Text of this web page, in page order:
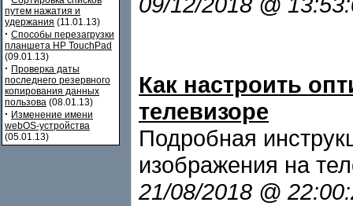
путем нажатия и
удержания (11.01.13)
· Способы перезагрузки
планшета HP TouchPad
(09.01.13)
· Проверка даты
последнего резервного
копирования данных
пользова (08.01.13)
· Изменение имени
webOS-устройства
(05.01.13)
Как настроить
телевизоре
Подробная
изображения на
21/08/2018 @